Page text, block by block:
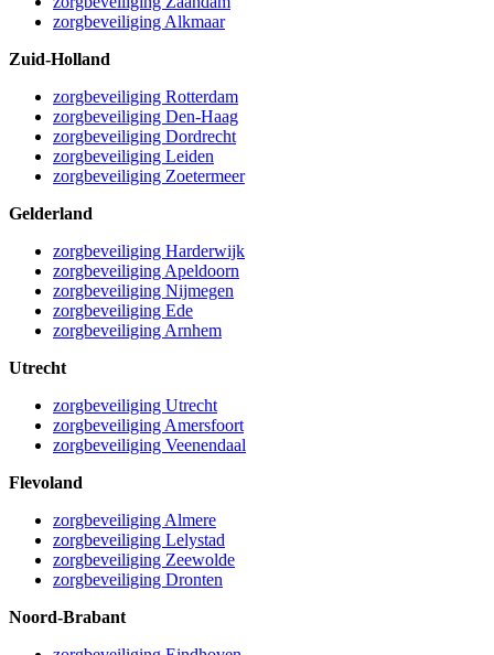
zorgbeveiliging Alkmaar
Zuid-Holland
zorgbeveiliging Rotterdam
zorgbeveiliging Den-Haag
zorgbeveiliging Dordrecht
zorgbeveiliging Leiden
zorgbeveiliging Zoetermeer
Gelderland
zorgbeveiliging Harderwijk
zorgbeveiliging Apeldoorn
zorgbeveiliging Nijmegen
zorgbeveiliging Ede
zorgbeveiliging Arnhem
Utrecht
zorgbeveiliging Utrecht
zorgbeveiliging Amersfoort
zorgbeveiliging Veenendaal
Flevoland
zorgbeveiliging Almere
zorgbeveiliging Lelystad
zorgbeveiliging Zeewolde
zorgbeveiliging Dronten
Noord-Brabant